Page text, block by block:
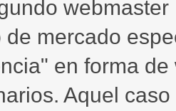
de mercado
en forma
Aquel